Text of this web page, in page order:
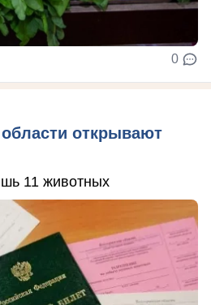
0
открывают
11 животных